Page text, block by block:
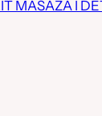
MASAŽA I